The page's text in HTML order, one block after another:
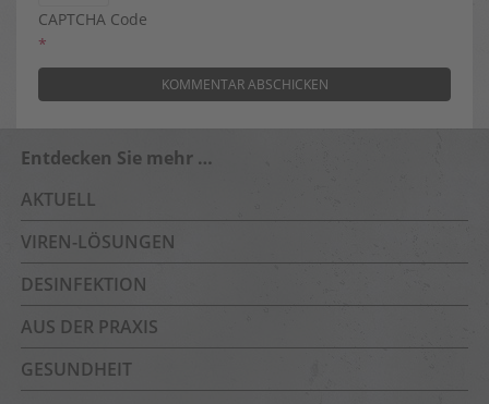
CAPTCHA Code
*
Entdecken Sie mehr …
AKTUELL
VIREN-LÖSUNGEN
DESINFEKTION
AUS DER PRAXIS
GESUNDHEIT